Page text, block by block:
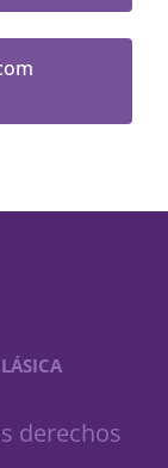
derechos